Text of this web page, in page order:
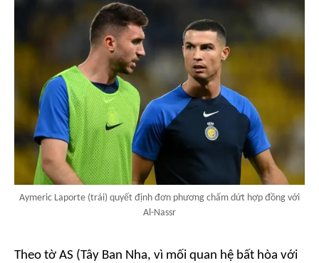
Aymeric Laporte (trái) quyết định đơn phương chấm dứt hợp đồng với
Al-Nassr
Theo tờ AS (Tây Ban Nha, vì mối quan hệ bất hòa với